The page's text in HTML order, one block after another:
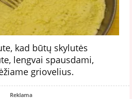
kad būtų skylutės
lengvai spausdami,
griovelius.
Reklama